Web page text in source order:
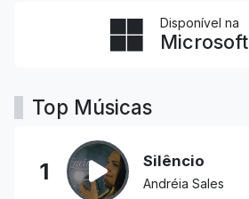
Disponível na
Microsoft
Top Músicas
1 Silêncio
Andréia Sales